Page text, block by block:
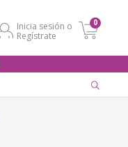
Inicia sesión o
Regístrate
0